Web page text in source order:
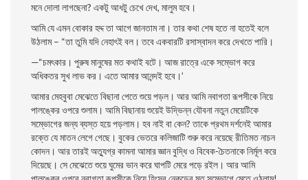
মনে দোলা লাগছেনা? একটু আধটু চেখে দেখ, মালুম হবে।
আমি যে এমন বােকার হদ্দ তা আগে জানতাম না। তার কথা শেষ হতে না হতেই বলে
উঠলাম – “তা তুমি যদি নেহাৎই বল। তবে একবারটি রসাস্বাদন করে দেখতে পারি।
—“চমৎকার। পুরুষ মানুষের মত কথাই বটে। আজ রাত্রে একে সম্ভোগ করে
অধিকতর সুখ লাভ কর। এতে আমার আনন্দই হবে।’
আমার মেহবুবা মেঝেতে বিছানা পেতে শুয়ে পড়ল। আর আমি নবাগতা রূপসীকে নিয়ে
পালঙ্কের ওপরে শুলাম। আমি বিছানায় শুয়েই উদ্ভিন্ন যৌবনা নতুন মেয়েটিকে
সম্ভোগের জন্য ব্যস্ত হয়ে পড়লাম। হব নাই বা কেন? তাকে প্রথম দর্শনেই আমার
রক্তে যে মাতন লেগে গেছে। বুকের ভেতরে কলিজাটি শুরু করে নয়েছে রীতিমত নাচন
কোদন। আর তারই অত্যুগ্র কামনা আমার জ্ঞান বুদ্ধি ও বিবেক-চৈতনাকে নির্মূল করে
দিয়েছে। সে মেঝেতে শুয়ে ঘুমের ভান করে ঘাপটি মেরে পড়ে রইল। আর আমি